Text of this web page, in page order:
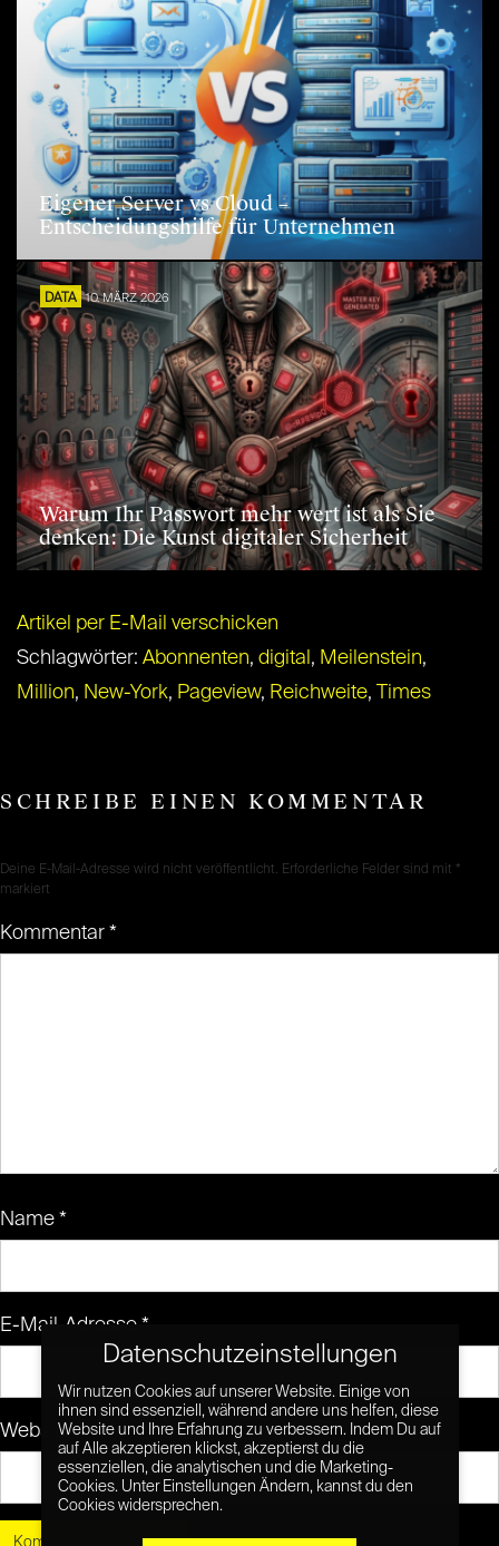
Eigener Server vs Cloud –
Entscheidungshilfe für Unternehmen
DATA 10. MÄRZ 2026
Warum Ihr Passwort mehr wert ist als Sie
denken: Die Kunst digitaler Sicherheit
Artikel per E-Mail verschicken
Schlagwörter: Abonnenten, digital , Meilenstein,
Million, New-York, Pageview, Reichweite, Times
SCHREIBE EINEN KOMMENTAR
Deine E-Mail-Adresse wird nicht veröffentlicht. Erforderliche Felder sind mit *
markiert
Kommentar *
Name *
E-Mail-Adresse *
Website
Datenschutzeinstellungen
Wir nutzen Cookies auf unserer Website. Einige von
ihnen sind essenziell, während andere uns helfen, diese
Website und Ihre Erfahrung zu verbessern. Indem Du auf
auf Alle akzeptieren klickst, akzeptierst du die
essenziellen, die analytischen und die Marketing-
Cookies. Unter Einstellungen Ändern, kannst du den
Cookies widersprechen.